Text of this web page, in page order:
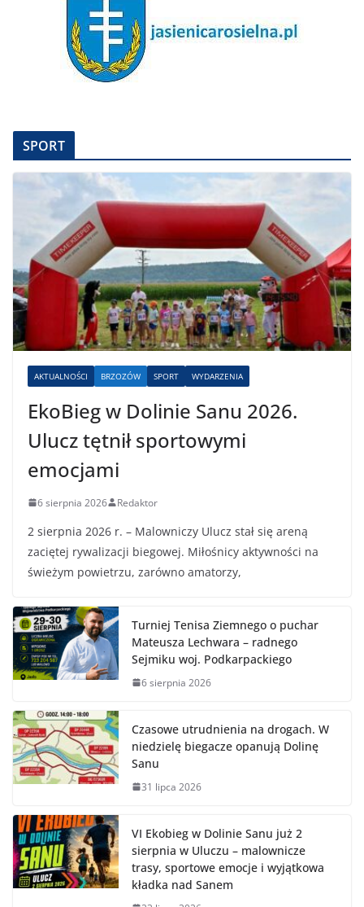
SPORT
AKTUALNOŚCI BRZOZÓW SPORT WYDARZENIA
EkoBieg w Dolinie Sanu 2026.
Ulucz tętnił sportowymi
emocjami
6 sierpnia 2026 Redaktor
2 sierpnia 2026 r. – Malowniczy Ulucz stał się areną
zaciętej rywalizacji biegowej. Miłośnicy aktywności na
świeżym powietrzu, zarówno amatorzy,
Turniej Tenisa Ziemnego o puchar
Mateusza Lechwara – radnego
Sejmiku woj. Podkarpackiego
6 sierpnia 2026
Czasowe utrudnienia na drogach. W
niedzielę biegacze opanują Dolinę
Sanu
31 lipca 2026
VI Ekobieg w Dolinie Sanu już 2
sierpnia w Uluczu – malownicze
trasy, sportowe emocje i wyjątkowa
kładka nad Sanem